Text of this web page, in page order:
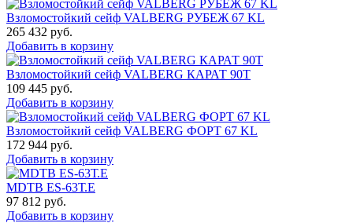
Взломостойкий сейф VALBERG РУБЕЖ 67 KL
265 432 руб.
Добавить в корзину
Взломостойкий сейф VALBERG КАРАТ 90T
109 445 руб.
Добавить в корзину
Взломостойкий сейф VALBERG ФОРТ 67 KL
172 944 руб.
Добавить в корзину
MDTB ES-63Т.Е
97 812 руб.
Добавить в корзину